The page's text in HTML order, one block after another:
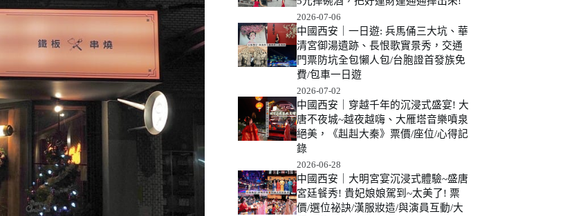
2026-07-06
中國西安｜一日遊: 兵馬俑三大坑、華
清宮御湯遺跡、長恨歌實景秀，交通
門票防坑全包懶人包/台胞證首發族免
費/包車一日遊
2026-07-02
中國西安｜穿越千年的沉浸式盛宴! 大
唐不夜城~越夜越嗨、大雁塔音樂噴泉
絕美，《赳赳大秦》票價/座位/心得記
錄
2026-06-28
中國西安｜大明宮宴沉浸式體驗~盛唐
宮廷餐秀! 貴妃娘娘駕到~太美了! 票
價/選位祕訣/漢服妝造/與演員互動/大